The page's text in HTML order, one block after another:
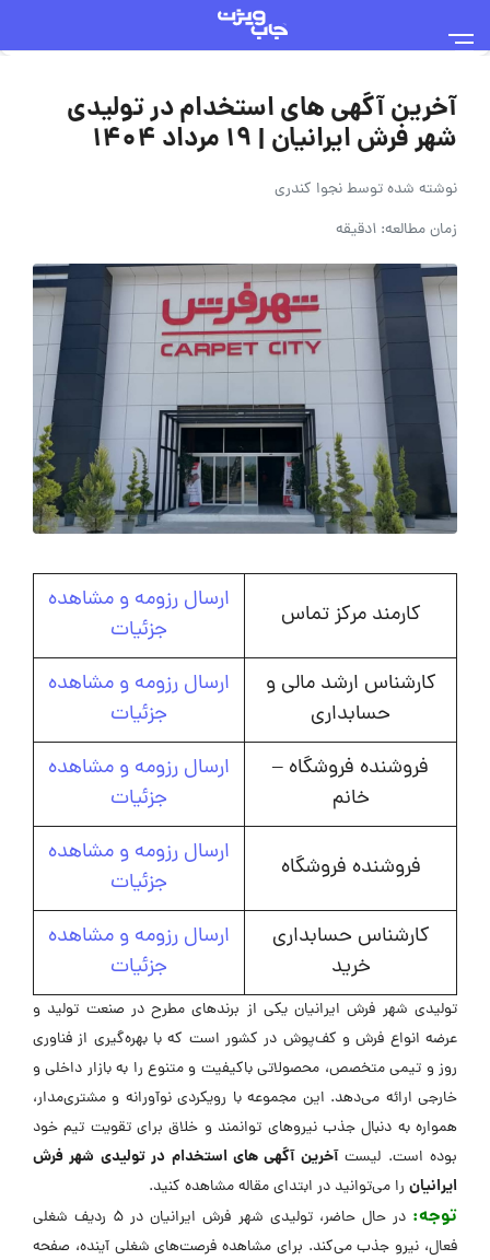
آخرین آگهی های استخدام در تولیدی
شهر فرش ایرانیان | 19 مرداد 1404
نوشته شده توسطنجوا کندری
زمان مطالعه: 1دقیقه
کارمند مرکز تماس
ارسال رزومه و مشاهده
جزئیات
کارشناس ارشد مالی و
حسابداری
ارسال رزومه و مشاهده
جزئیات
فروشنده فروشگاه –
خانم
ارسال رزومه و مشاهده
جزئیات
فروشنده فروشگاه
ارسال رزومه و مشاهده
جزئیات
کارشناس حسابداری
خرید
ارسال رزومه و مشاهده
جزئیات
تولیدی شهر فرش ایرانیان یکی از برندهای مطرح در صنعت تولید و
عرضه انواع فرش و کف‌پوش در کشور است که با بهره‌گیری از فناوری
روز و تیمی متخصص، محصولاتی باکیفیت و متنوع را به بازار داخلی و
خارجی ارائه می‌دهد. این مجموعه با رویکردی نوآورانه و مشتری‌مدار،
همواره به دنبال جذب نیروهای توانمند و خلاق برای تقویت تیم خود
بوده است. لیستآخرین آگهی های استخدام در تولیدی شهر فرش
ایرانیان را می‌توانید در ابتدای مقاله مشاهده کنید.
توجه:
در حال حاضر، تولیدی شهر فرش ایرانیان در ۵ ردیف شغلی
فعال، نیرو جذب می‌کند. برای مشاهده فرصت‌های شغلی آینده، صفحه